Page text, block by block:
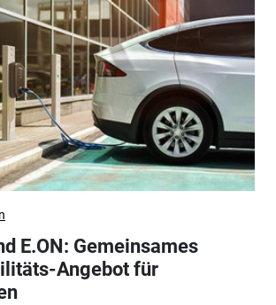
E.ON: Gemeinsames
Angebot für